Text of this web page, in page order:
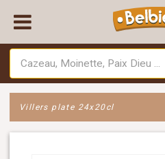
Villers plate 24x20cl